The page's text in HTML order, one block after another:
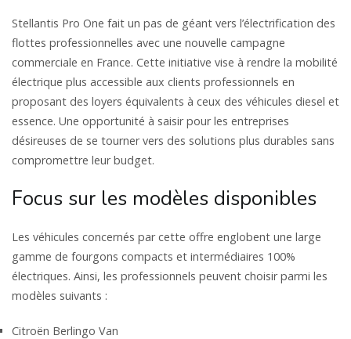
Stellantis Pro One fait un pas de géant vers l’électrification des
flottes professionnelles avec une nouvelle campagne
commerciale en France. Cette initiative vise à rendre la mobilité
électrique plus accessible aux clients professionnels en
proposant des loyers équivalents à ceux des véhicules diesel et
essence. Une opportunité à saisir pour les entreprises
désireuses de se tourner vers des solutions plus durables sans
compromettre leur budget.
Focus sur les modèles disponibles
Les véhicules concernés par cette offre englobent une large
gamme de fourgons compacts et intermédiaires 100%
électriques. Ainsi, les professionnels peuvent choisir parmi les
modèles suivants :
Citroën Berlingo Van